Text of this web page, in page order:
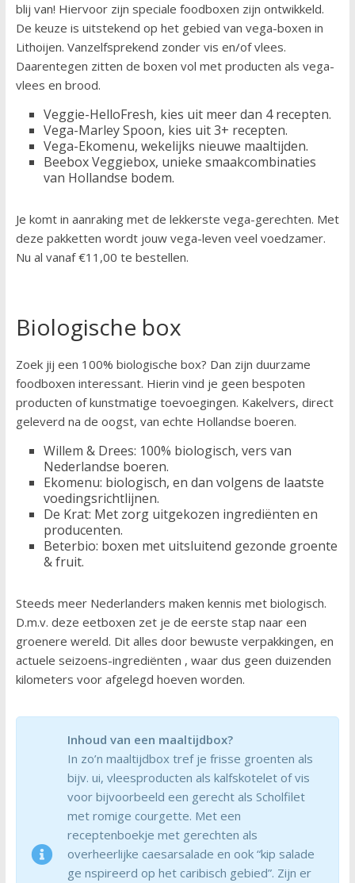
blij van! Hiervoor zijn speciale foodboxen zijn ontwikkeld.
De keuze is uitstekend op het gebied van vega-boxen in
Lithoijen. Vanzelfsprekend zonder vis en/of vlees.
Daarentegen zitten de boxen vol met producten als vega-
vlees en brood.
Veggie-HelloFresh, kies uit meer dan 4 recepten.
Vega-Marley Spoon, kies uit 3+ recepten.
Vega-Ekomenu, wekelijks nieuwe maaltijden.
Beebox Veggiebox, unieke smaakcombinaties
van Hollandse bodem.
Je komt in aanraking met de lekkerste vega-gerechten. Met
deze pakketten wordt jouw vega-leven veel voedzamer.
Nu al vanaf €11,00 te bestellen.
Biologische box
Zoek jij een 100% biologische box? Dan zijn duurzame
foodboxen interessant. Hierin vind je geen bespoten
producten of kunstmatige toevoegingen. Kakelvers, direct
geleverd na de oogst, van echte Hollandse boeren.
Willem & Drees: 100% biologisch, vers van
Nederlandse boeren.
Ekomenu: biologisch, en dan volgens de laatste
voedingsrichtlijnen.
De Krat: Met zorg uitgekozen ingrediënten en
producenten.
Beterbio: boxen met uitsluitend gezonde groente
& fruit.
Steeds meer Nederlanders maken kennis met biologisch.
D.m.v. deze eetboxen zet je de eerste stap naar een
groenere wereld. Dit alles door bewuste verpakkingen, en
actuele seizoens-ingrediënten , waar dus geen duizenden
kilometers voor afgelegd hoeven worden.
Inhoud van een maaltijdbox?
In zo’n maaltijdbox tref je frisse groenten als
bijv. ui, vleesproducten als kalfskotelet of vis
voor bijvoorbeeld een gerecht als Scholfilet
met romige courgette. Met een
receptenboekje met gerechten als
overheerlijke caesarsalade en ook “kip salade
ge nspireerd op het caribisch gebied”. Zijn er